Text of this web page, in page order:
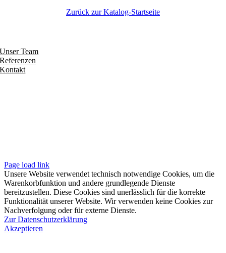
Zurück zur Katalog-Startseite
Unser Team
Referenzen
Kontakt
Page load link
Unsere Website verwendet technisch notwendige Cookies, um die
Warenkorbfunktion und andere grundlegende Dienste
bereitzustellen. Diese Cookies sind unerlässlich für die korrekte
Funktionalität unserer Website. Wir verwenden keine Cookies zur
Nachverfolgung oder für externe Dienste.
Zur Datenschutzerklärung
Akzeptieren